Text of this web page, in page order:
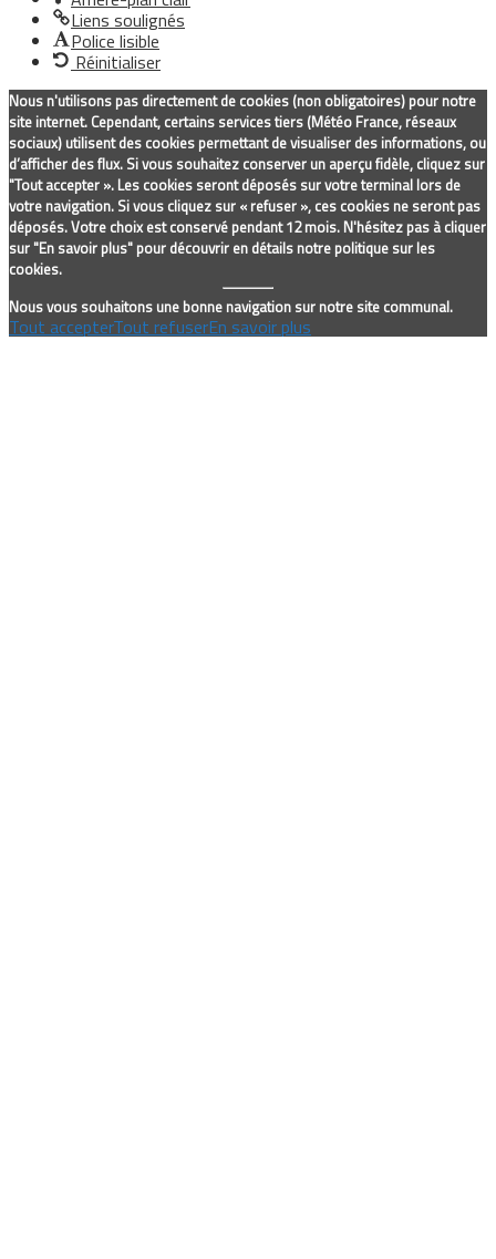
Liens soulignés
Police lisible
Réinitialiser
Nous n'utilisons pas directement de cookies (non obligatoires) pour notre
site internet. Cependant, certains services tiers (Météo France, réseaux
sociaux) utilisent des cookies permettant de visualiser des informations, ou
d’afficher des flux. Si vous souhaitez conserver un aperçu fidèle, cliquez sur
"Tout accepter ». Les cookies seront déposés sur votre terminal lors de
votre navigation. Si vous cliquez sur « refuser », ces cookies ne seront pas
déposés. Votre choix est conservé pendant 12 mois. N'hésitez pas à cliquer
sur "En savoir plus" pour découvrir en détails notre politique sur les
cookies.
Nous vous souhaitons une bonne navigation sur notre site communal.
Tout accepterTout refuserEn savoir plus